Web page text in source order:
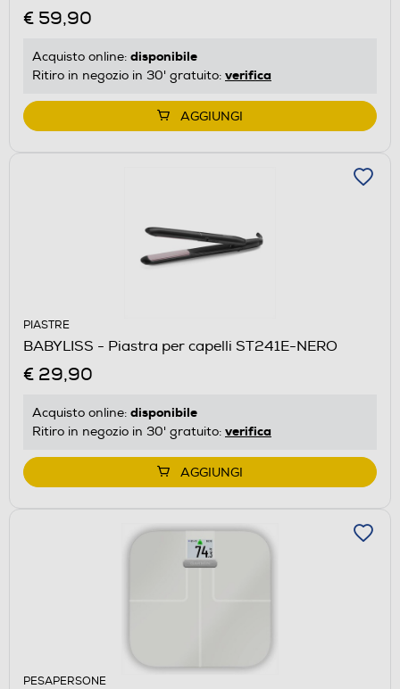
€ 59,90
Acquisto online: disponibile
Ritiro in negozio in 30' gratuito: verifica
AGGIUNGI
PIASTRE
BABYLISS - Piastra per capelli ST241E-NERO
€ 29,90
Acquisto online: disponibile
Ritiro in negozio in 30' gratuito: verifica
AGGIUNGI
PESAPERSONE